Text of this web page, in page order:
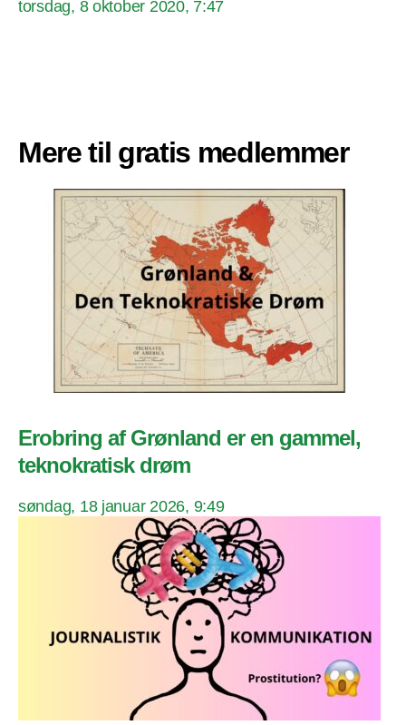
torsdag, 8 oktober 2020, 7:47
Mere til gratis medlemmer
Erobring af Grønland er en gammel,
teknokratisk drøm
søndag, 18 januar 2026, 9:49